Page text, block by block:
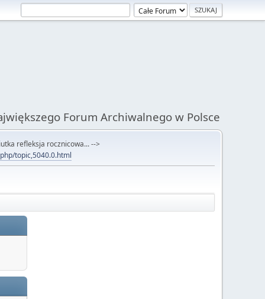
Forum Archiwalnego w Polsce
refleksja rocznicowa... -->
topic,5040.0.html